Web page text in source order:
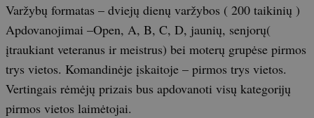
Varžybų formatas – dviejų dienų varžybos ( 200 taikinių )
Apdovanojimai –Open, A, B, C, D, jaunių, senjorų(
įtraukiant veteranus ir meistrus) bei moterų grupėse pirmos
trys vietos. Komandinėje įskaitoje – pirmos trys vietos.
Vertingais rėmėjų prizais bus apdovanoti visų kategorijų
pirmos vietos laimėtojai.